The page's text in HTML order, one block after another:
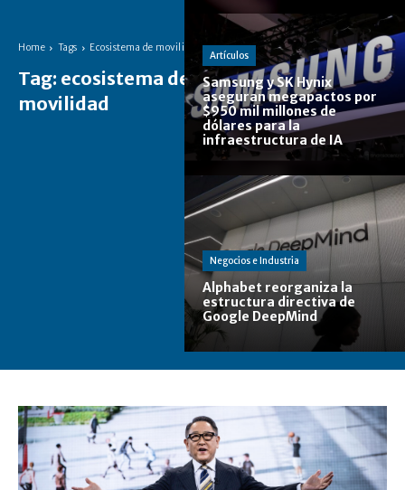
Home Tags Ecosistema de movilidad
Tag: ecosistema de
movilidad
Artículos
Samsung y SK Hynix
aseguran megapactos por
$950 mil millones de
dólares para la
infraestructura de IA
Negocios e Industria
Alphabet reorganiza la
estructura directiva de
Google DeepMind